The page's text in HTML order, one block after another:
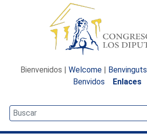
Bienvenidos | Welcome | Benvinguts
Benvidos
Enlaces